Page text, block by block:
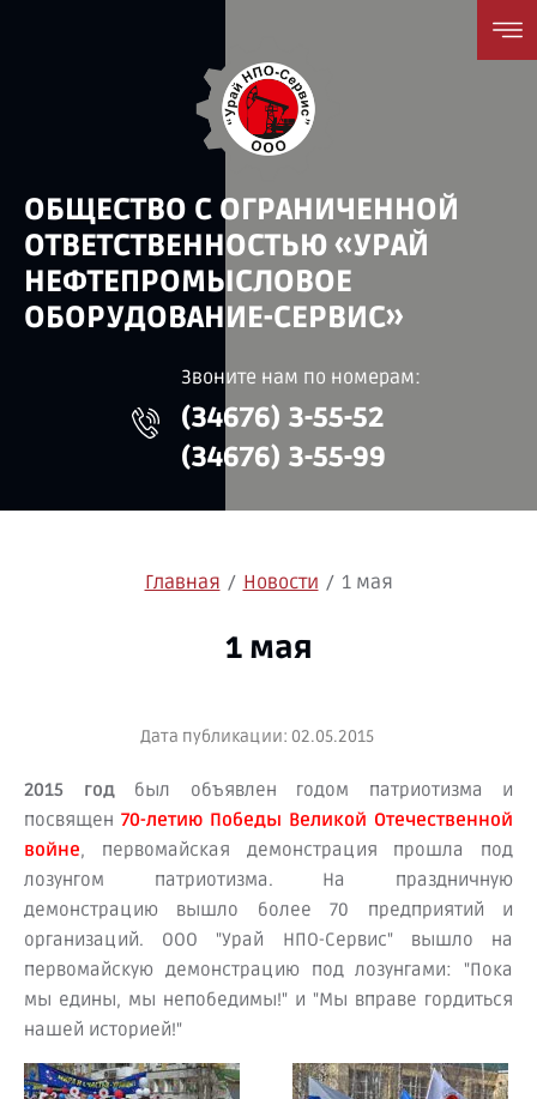
ОБЩЕСТВО С ОГРАНИЧЕННОЙ
ОТВЕТСТВЕННОСТЬЮ «УРАЙ
НЕФТЕПРОМЫСЛОВОЕ
ОБОРУДОВАНИЕ-СЕРВИС»
Звоните нам по номерам:
(34676) 3-55-52
(34676) 3-55-99
Главная / Новости / 1 мая
1 мая
Дата публикации: 02.05.2015
2015 годбыл объявлен годом патриотизма и
посвящен 70-летию Победы Великой Отечественной
войне, первомайская демонстрация прошла под
лозунгом патриотизма. На праздничную
демонстрацию вышло более 70 предприятий и
организаций. ООО "Урай НПО-Сервис" вышло на
первомайскую демонстрацию под лозунгами: "Пока
мы едины, мы непобедимы!" и "Мы вправе гордиться
нашей историей!"